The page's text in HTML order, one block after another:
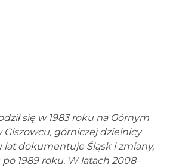
się w 1983 roku na Górnym
Giszowcu, górniczej dzielnicy
lat dokumentuje Śląsk i zmiany,
1989 roku. W latach 2008–